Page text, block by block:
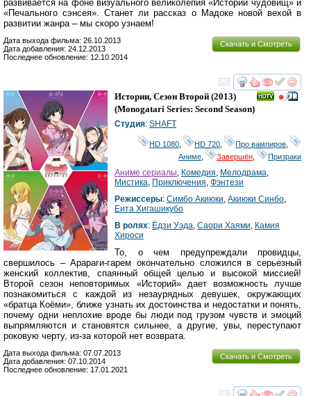
развивается на фоне визуального великолепия «Историй чудовищ» и
«Печального сэнсея». Станет ли рассказ о Мадоке новой вехой в
развитии жанра – мы скоро узнаем!
Скачать и Смотреть
Дата выхода фильма: 26.10.2013
Дата добавления: 24.12.2013
Последнее обновление: 12.10.2014
смотреть
Истории, Сезон Второй (2013)
(Monogatari Series: Second Season)
Студия: SHAFT
HD 1080 HD 720 Про вампиров
Аниме
Завершён Призраки
Аниме сериалы, Комедия, Мелодрама,
Мистика, Приключения, Фэнтези
Режиссеры: Симбо Акиюки, Акиюки Синбо,
Еита Хигашикубо
В ролях: Ёдзи Уэда, Саори Хаями, Камия
Хироси
То, о чем предупреждали провидцы,
свершилось – Арараги-гарем окончательно сложился в серьезный
женский коллектив, спаянный общей целью и высокой миссией!
Второй сезон неповторимых «Историй» дает возможность лучше
познакомиться с каждой из незаурядных девушек, окружающих
«братца Коёми», ближе узнать их достоинства и недостатки и понять,
почему одни неплохие вроде бы люди под грузом чувств и эмоций
выпрямляются и становятся сильнее, а другие, увы, переступают
роковую черту, из-за которой нет возврата.
Скачать и Смотреть
Дата выхода фильма: 07.07.2013
Дата добавления: 07.10.2014
Последнее обновление: 17.01.2021